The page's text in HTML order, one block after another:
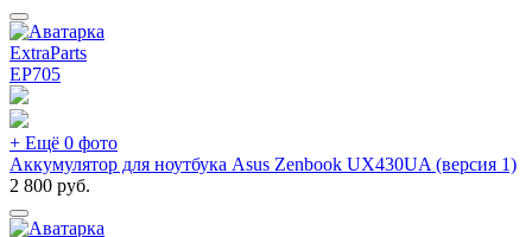
ExtraParts
EP705
+ Ещё 0 фото
Аккумулятор для ноутбука Asus Zenbook UX430UA (версия 1)
2 800 руб.